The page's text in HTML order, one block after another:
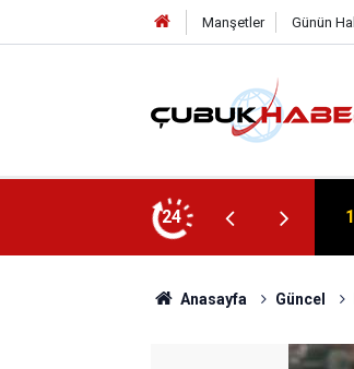
Manşetler Günün
24
Anasayfa Güncel